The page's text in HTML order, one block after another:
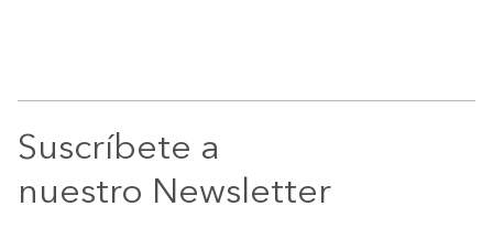
Suscríbete a
nuestro Newsletter